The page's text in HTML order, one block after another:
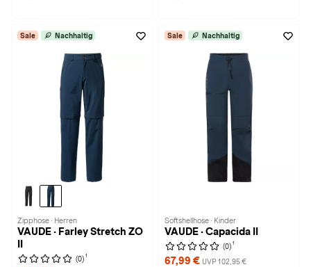
Sale Nachhaltig
Zipphose · Herren
VAUDE · Farley Stretch ZO
(0) 1
Sale Nachhaltig
Softshellhose · Kinder
VAUDE · Capacida II
(0) 1
67,99 € UVP 102,95 €